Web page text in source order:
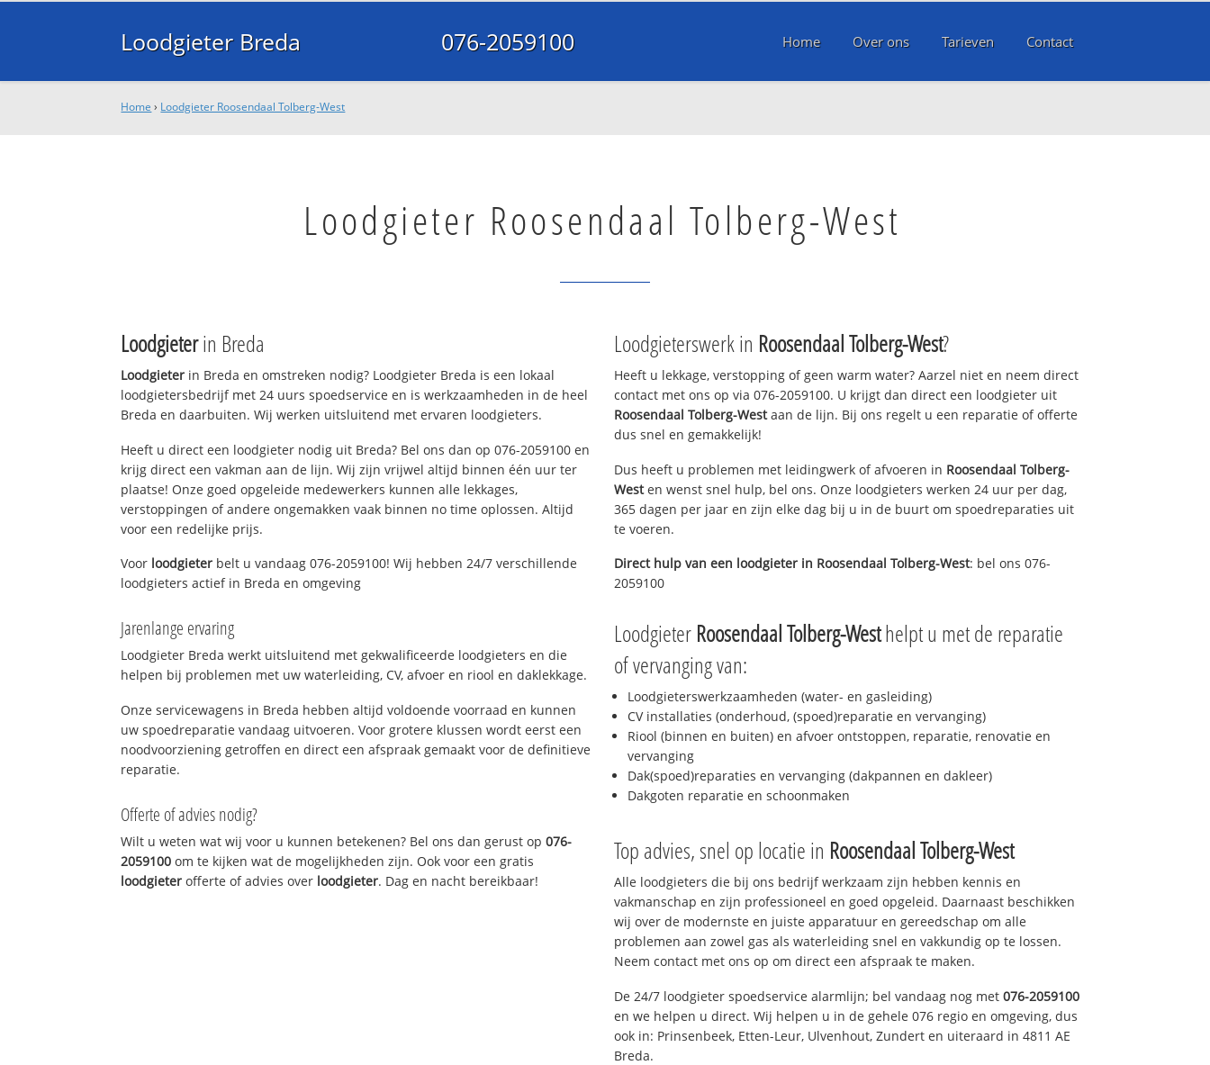
Loodgieter Breda 076-2059100 Home Over ons Tarieven Contact
Home › Loodgieter Roosendaal Tolberg-West
Loodgieter Roosendaal Tolberg-West
Loodgieterin Breda
Loodgieter in Breda en omstreken nodig? Loodgieter Breda is een lokaal
loodgietersbedrijf met 24 uurs spoedservice en is werkzaamheden in de heel
Breda en daarbuiten. Wij werken uitsluitend met ervaren loodgieters.
Heeft u direct een loodgieter nodig uit Breda? Bel ons dan op 076-2059100 en
krijg direct een vakman aan de lijn. Wij zijn vrijwel altijd binnen één uur ter
plaatse! Onze goed opgeleide medewerkers kunnen alle lekkages,
verstoppingen of andere ongemakken vaak binnen no time oplossen. Altijd
voor een redelijke prijs.
Voor loodgieter belt u vandaag 076-2059100! Wij hebben 24/7 verschillende
loodgieters actief in Breda en omgeving
Jarenlange ervaring
Loodgieter Breda werkt uitsluitend met gekwalificeerde loodgieters en die
helpen bij problemen met uw waterleiding, CV, afvoer en riool en daklekkage.
Onze servicewagens in Breda hebben altijd voldoende voorraad en kunnen
uw spoedreparatie vandaag uitvoeren. Voor grotere klussen wordt eerst een
noodvoorziening getroffen en direct een afspraak gemaakt voor de definitieve
reparatie.
Offerte of advies nodig?
Wilt u weten wat wij voor u kunnen betekenen? Bel ons dan gerust op076-
2059100 om te kijken wat de mogelijkheden zijn. Ook voor een gratis
loodgieter offerte of advies over loodgieter. Dag en nacht bereikbaar!
Loodgieterswerk in Roosendaal Tolberg-West?
Heeft u lekkage, verstopping of geen warm water? Aarzel niet en neem direct
contact met ons op via 076-2059100. U krijgt dan direct een loodgieter uit
Roosendaal Tolberg-Westaan de lijn. Bij ons regelt u een reparatie of offerte
dus snel en gemakkelijk!
Dus heeft u problemen met leidingwerk of afvoeren in Roosendaal Tolberg-
Westen wenst snel hulp, bel ons. Onze loodgieters werken 24 uur per dag,
365 dagen per jaar en zijn elke dag bij u in de buurt om spoedreparaties uit
te voeren.
Direct hulp van een loodgieter in Roosendaal Tolberg-West: bel ons 076-
2059100
Loodgieter Roosendaal Tolberg-Westhelpt u met de reparatie
of vervanging van:
Loodgieterswerkzaamheden (water- en gasleiding)
CV installaties (onderhoud, (spoed)reparatie en vervanging)
Riool (binnen en buiten) en afvoer ontstoppen, reparatie, renovatie en
vervanging
Dak(spoed)reparaties en vervanging (dakpannen en dakleer)
Dakgoten reparatie en schoonmaken
Top advies, snel op locatie in Roosendaal Tolberg-West
Alle loodgieters die bij ons bedrijf werkzaam zijn hebben kennis en
vakmanschap en zijn professioneel en goed opgeleid. Daarnaast beschikken
wij over de modernste en juiste apparatuur en gereedschap om alle
problemen aan zowel gas als waterleiding snel en vakkundig op te lossen.
Neem contact met ons op om direct een afspraak te maken.
De 24/7 loodgieter spoedservice alarmlijn; bel vandaag nog met 076-2059100
en we helpen u direct. Wij helpen u in de gehele 076 regio en omgeving, dus
ook in: Prinsenbeek, Etten-Leur, Ulvenhout, Zundert en uiteraard in 4811 AE
Breda.